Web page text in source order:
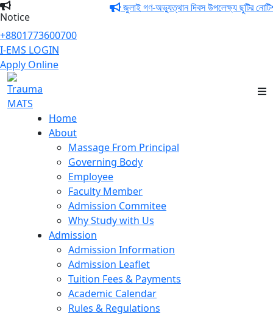
Notice
জুলাই গণ-অভ্যুত্থান দিবস উপলেক্ষ্য ছুটির নোটিশ
+8801773600700
I-EMS LOGIN
Apply Online
Home
About
Massage From Principal
Governing Body
Employee
Faculty Member
Admission Commitee
Why Study with Us
Admission
Admission Information
Admission Leaflet
Tuition Fees & Payments
Academic Calendar
Rules & Regulations